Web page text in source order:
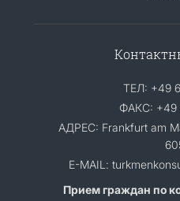
ТЕЛ: +49
ФАКС: +49
АДРЕС: Frankfurt am
E-MAIL:
Прием граждан по